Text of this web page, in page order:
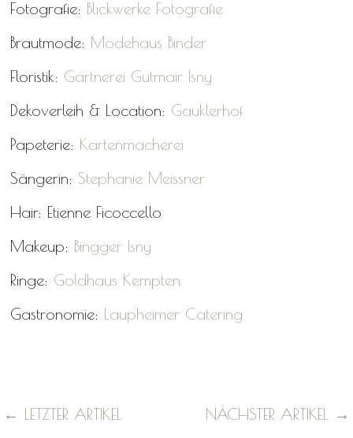
Fotografie: Blickwerke Fotografie
Brautmode: Modehaus Binder
Floristik: Gärtnerei Gutmair Isny
Dekoverleih & Location: Gauklerhof
Papeterie: Kartenmacherei
Sängerin: Stephanie Meissner
Hair: Etienne Ficoccello
Makeup: Bingger Isny
Ringe: Goldhaus Kempten
Gastronomie: Laupheimer Catering
← LETZTER ARTIKEL NÄCHSTER ARTIKEL →